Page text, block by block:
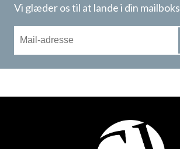
Vi glæder os til at lande i din mailboks